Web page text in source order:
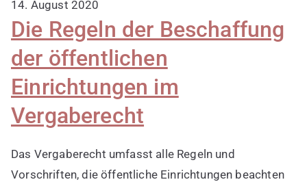
14. August 2020
Die Regeln der Beschaffung
der öffentlichen
Einrichtungen im
Vergaberecht
Das Vergaberecht umfasst alle Regeln und
Vorschriften, die öffentliche Einrichtungen beachten